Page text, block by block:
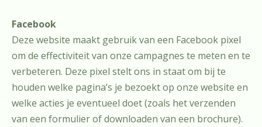
Facebook
Deze website maakt gebruik van een Facebook pixel
om de effectiviteit van onze campagnes te meten en te
verbeteren. Deze pixel stelt ons in staat om bij te
houden welke pagina’s je bezoekt op onze website en
welke acties je eventueel doet (zoals het verzenden
van een formulier of downloaden van een brochure).